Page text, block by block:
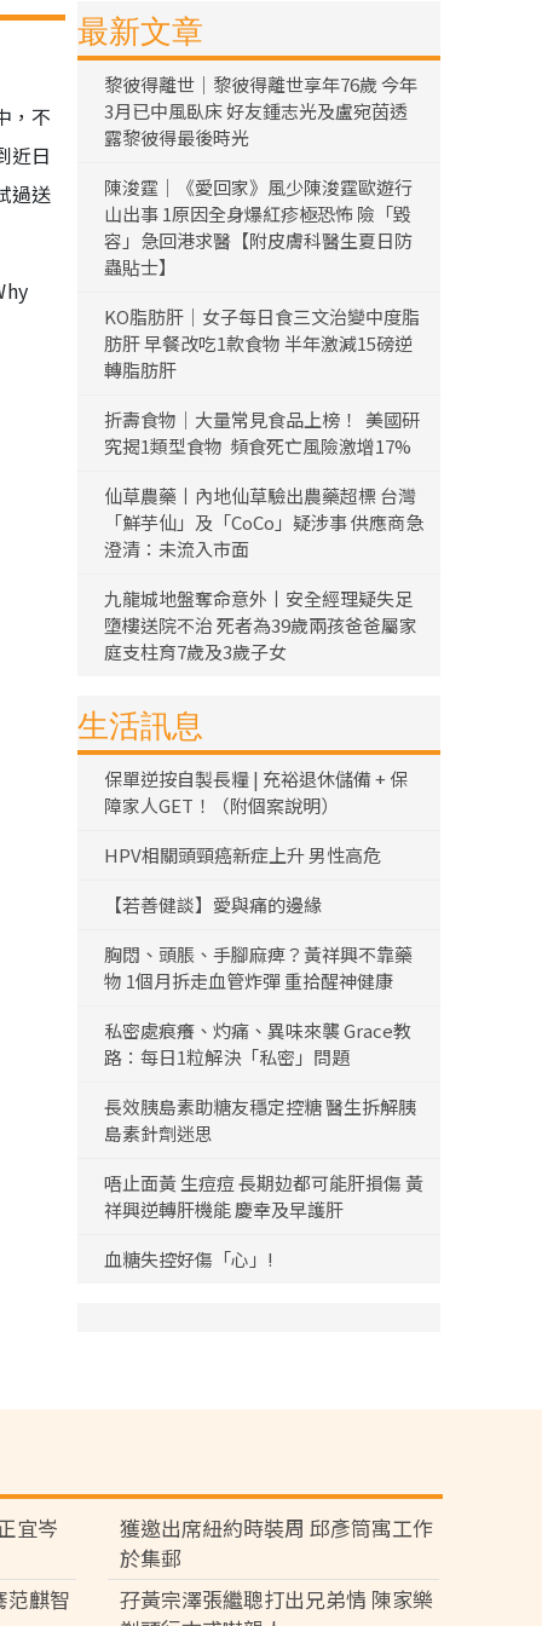
，不
近日
過送
最新文章
黎彼得離世｜黎彼得離世享年76歲 今年
3月已中風臥床 好友鍾志光及盧宛茵透
露黎彼得最後時光
陳浚霆｜《愛回家》風少陳浚霆歐遊行
山出事 1原因全身爆紅疹極恐怖 險「毀
容」急回港求醫【附皮膚科醫生夏日防
蟲貼士】
KO脂肪肝｜女子每日食三文治變中度脂
肪肝 早餐改吃1款食物 半年激減15磅逆
轉脂肪肝
折壽食物｜大量常見食品上榜！ 美國研
究揭1類型食物 頻食死亡風險激增17%
仙草農藥丨內地仙草驗出農藥超標 台灣
「鮮芋仙」及「CoCo」疑涉事 供應商急
澄清：未流入市面
九龍城地盤奪命意外丨安全經理疑失足
墮樓送院不治 死者為39歲兩孩爸爸屬家
庭支柱育7歲及3歲子女
生活訊息
保單逆按自製長糧 | 充裕退休儲備 + 保
障家人GET！（附個案說明）
HPV相關頭頸癌新症上升 男性高危
【若善健談】愛與痛的邊緣
胸悶、頭脹、手腳麻痺？黃祥興不靠藥
物 1個月拆走血管炸彈 重拾醒神健康
私密處痕癢、灼痛、異味來襲 Grace教
路：每日1粒解決「私密」問題
長效胰島素助糖友穩定控糖 醫生拆解胰
島素針劑迷思
唔止面黃 生痘痘 長期攰都可能肝損傷 黃
祥興逆轉肝機能 慶幸及早護肝
血糖失控好傷「心」!
宜岑
獲邀出席紐約時裝周 邱彥筒寓工作
於集郵
范麒智
孖黃宗澤張繼聰打出兄弟情 陳家樂